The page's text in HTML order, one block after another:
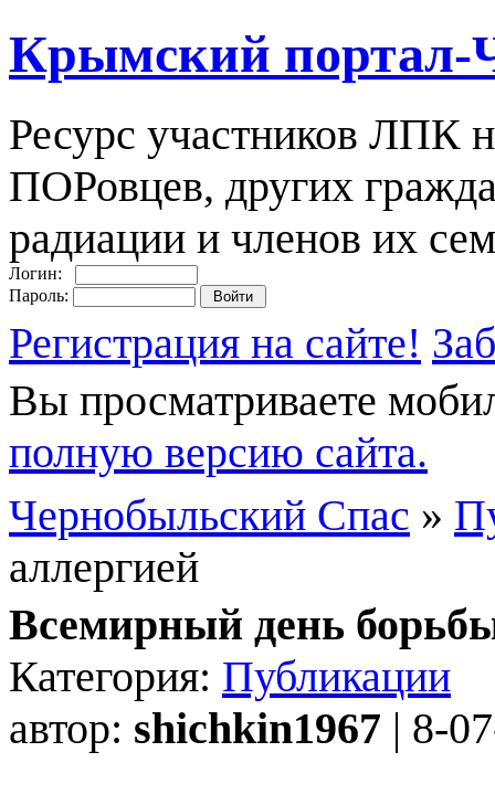
Крымский портал-
Ресурс участников ЛПК
ПОРовцев, других
радиации и членов их
Логин:
Пароль:
Регистрация на сайте!
Вы просматриваете
полную версию сайта.
Чернобыльский Спас »
аллергией
Всемирный день
Категория: Публикации
автор: shichkin1967 | 8-